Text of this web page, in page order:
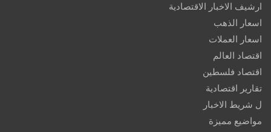
ارشيف الاخبار الاقتصادية
اسعار الذهب
اسعار العملات
اقتصاد العالم
اقتصاد فلسطين
تقارير اقتصادية
ل شريط الاخبار
مواضيع مميزة